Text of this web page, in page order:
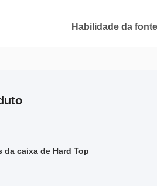
Habilidade da fonte
caixa de Hard Top